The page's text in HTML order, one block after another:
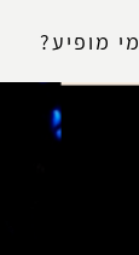
מי מופיע?